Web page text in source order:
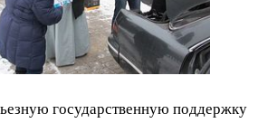
государственную поддержку